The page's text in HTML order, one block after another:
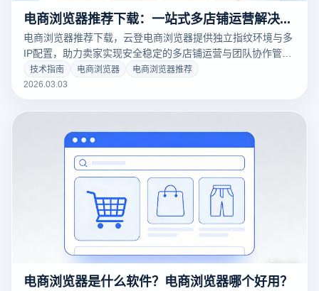
电商浏览器推荐下载：一站式多店铺运营解决方案
电商浏览器推荐下载，云登电商浏览器提供独立指纹环境与多
IP配置，助力卖家实现安全稳定的多店铺运营与团队协作管
理。
技术指南 电商浏览器
电商浏览器推荐
2026.03.03
电商浏览器是什么软件？电商浏览器哪个好用？